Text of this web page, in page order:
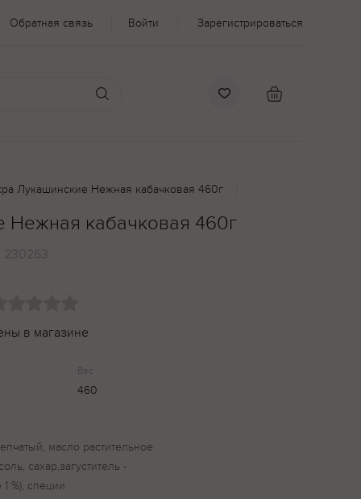
Обратная связь Войти Зарегистрироваться
Лукашинские Нежная кабачковая 460г
Нежная кабачковая 460г
230263
в магазине
Вес
460
масло растительное
сахар,загуститель -
%), специи